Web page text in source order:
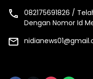
082175691826 /
Dengan Nomor Id